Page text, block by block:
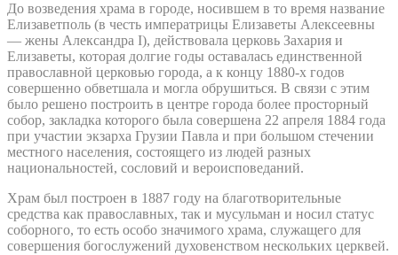
До возведения храма в городе, носившем в то время название
Елизаветполь (в честь императрицы Елизаветы Алексеевны
— жены Александра I), действовала церковь Захария и
Елизаветы, которая долгие годы оставалась единственной
православной церковью города, а к концу 1880-х годов
совершенно обветшала и могла обрушиться. В связи с этим
было решено построить в центре города более просторный
собор, закладка которого была совершена 22 апреля 1884 года
при участии экзарха Грузии Павла и при большом стечении
местного населения, состоящего из людей разных
национальностей, сословий и вероисповеданий.
Храм был построен в 1887 году на благотворительные
средства как православных, так и мусульман и носил статус
соборного, то есть особо значимого храма, служащего для
совершения богослужений духовенством нескольких церквей.